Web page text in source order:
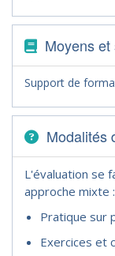
Moyens
Support de
Modalités
L'évaluation se
approche mixte :
Pratique sur
Exercices et